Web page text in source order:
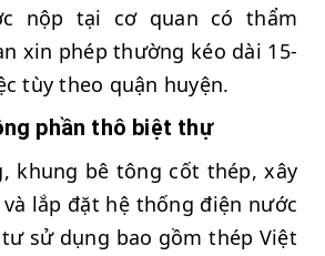
nộp tại cơ quan có thẩm
xin phép thường kéo dài 15-
tùy theo quận huyện.
phần thô biệt thự
khung bê tông cốt thép, xây
lắp đặt hệ thống điện nước
sử dụng bao gồm thép Việt